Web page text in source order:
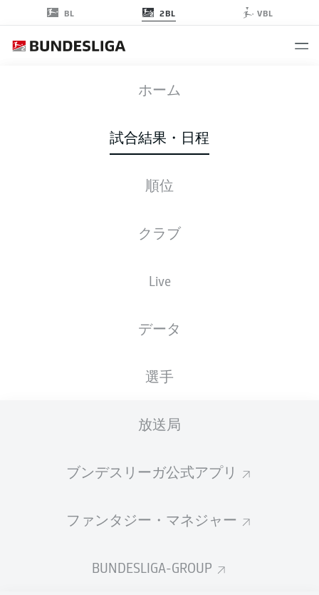
BL 2BL VBL
ホーム
試合結果・日程
順位
クラブ
Live
データ
選手
放送局
ブンデスリーガ公式アプリ
ファンタジー・マネジャー
BUNDESLIGA-GROUP
WIE REG
1 2
スターティングメンバー
1.55
1.72